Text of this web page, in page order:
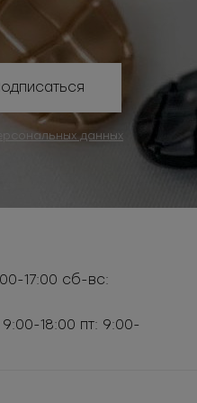
данных
17:00 сб-вс:
18:00 пт: 9:00-